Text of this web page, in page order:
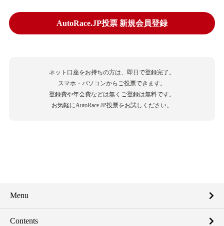
AutoRace.JP投票 新規会員登録
ネット口座をお持ちの方は、即日で登録完了。
スマホ・パソコンからご投票できます。
登録費や年会費などは無くご登録は無料です。
お気軽にAutoRace.JP投票をお試しください。
Menu
Contents